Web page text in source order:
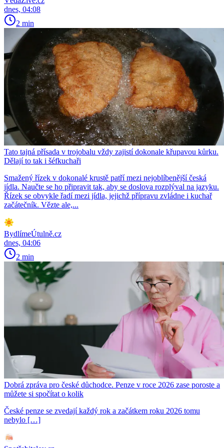
dnes, 04:08
2 min
Tato tajná přísada v trojobalu vždy zajistí dokonale křupavou kůrku.
Dělají to tak i šéfkuchaři
Smažený řízek v dokonalé krustě patří mezi nejoblíbenější česká
jídla. Naučte se ho připravit tak, aby se doslova rozplýval na jazyku.
Řízek se obvykle řadí mezi jídla, jejichž přípravu zvládne i kuchař
začátečník. Vězte ale,...
BydlímeÚtulně.cz
dnes, 04:06
2 min
Dobrá zpráva pro české důchodce. Penze v roce 2026 zase poroste a
můžete si spočítat o kolik
České penze se zvedají každý rok a začátkem roku 2026 tomu
nebylo […]